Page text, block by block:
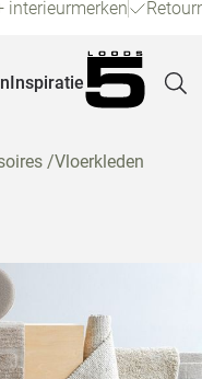
interieurmerken
Inspiratie
/Vloerkleden